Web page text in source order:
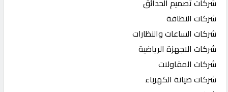
شركات النظافة
شركات الساعات والنظارات
شركات الاجهزة الرياضية
شركات المقاولات
شركات صيانة الكهرباء